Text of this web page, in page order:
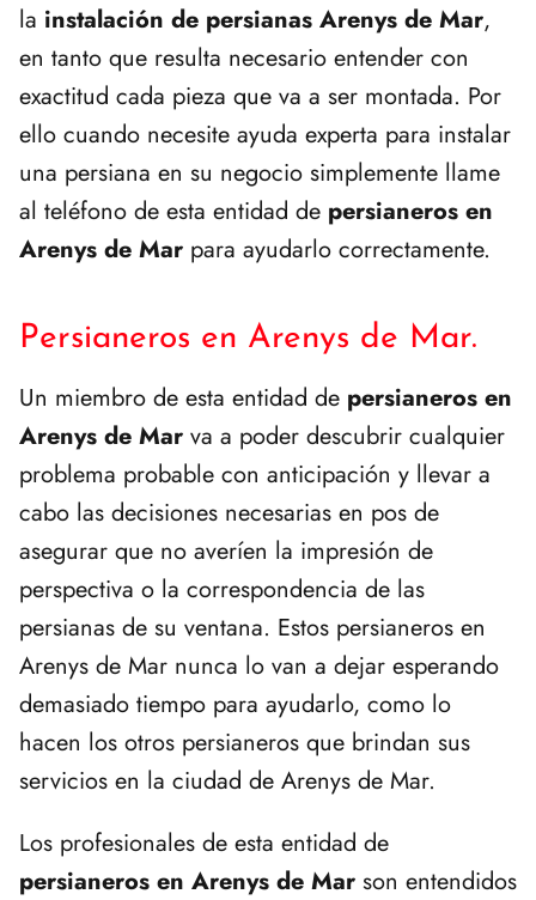
la instalación de persianas Arenys de Mar,
en tanto que resulta necesario entender con
exactitud cada pieza que va a ser montada. Por
ello cuando necesite ayuda experta para instalar
una persiana en su negocio simplemente llame
al teléfono de esta entidad de persianeros en
Arenys de Mar para ayudarlo correctamente.
Persianeros en Arenys de Mar.
Un miembro de esta entidad de persianeros en
Arenys de Mar va a poder descubrir cualquier
problema probable con anticipación y llevar a
cabo las decisiones necesarias en pos de
asegurar que no averíen la impresión de
perspectiva o la correspondencia de las
persianas de su ventana. Estos persianeros en
Arenys de Mar nunca lo van a dejar esperando
demasiado tiempo para ayudarlo, como lo
hacen los otros persianeros que brindan sus
servicios en la ciudad de Arenys de Mar.
Los profesionales de esta entidad de
persianeros en Arenys de Mar son entendidos